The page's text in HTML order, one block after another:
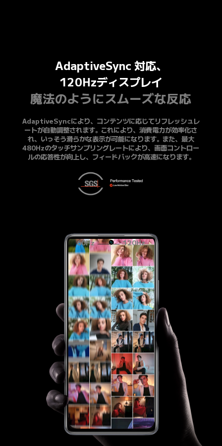
AdaptiveSync 対応、
120Hzディスプレイ
魔法のようにスムーズな反応
AdaptiveSyncにより、コンテンツに応じてリフレッシュレ
ートが自動調整されます。これにより、消費電力が効率化さ
れ、いっそう滑らかな表示が可能になります。また、最大
480Hzのタッチサンプリングレートにより、画面コントロー
ルの応答性が向上し、フィードバックが高速になります。
60Hz 120Hz